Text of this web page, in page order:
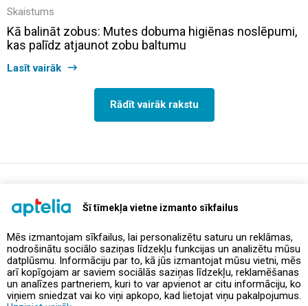
Šī tīmekļa vietne izmanto sīkfailus
Mēs izmantojam sīkfailus, lai personalizētu saturu un reklāmas,
nodrošinātu sociālo saziņas līdzekļu funkcijas un analizētu mūsu
datplūsmu. Informāciju par to, kā jūs izmantojat mūsu vietni, mēs
arī kopīgojam ar saviem sociālās saziņas līdzekļu, reklamēšanas
un analīzes partneriem, kuri to var apvienot ar citu informāciju, ko
viņiem sniedzat vai ko viņi apkopo, kad lietojat viņu pakalpojumus.
Skaistums
Kā balināt zobus: Mutes dobuma higiēnas noslēpumi,
kas palīdz atjaunot zobu baltumu
Lasīt vairāk
Rādīt vairāk rakstu
Piedāvājumi un akcijas
Kontakti